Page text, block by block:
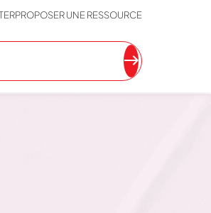
PROPOSER UNE RESSOURCE